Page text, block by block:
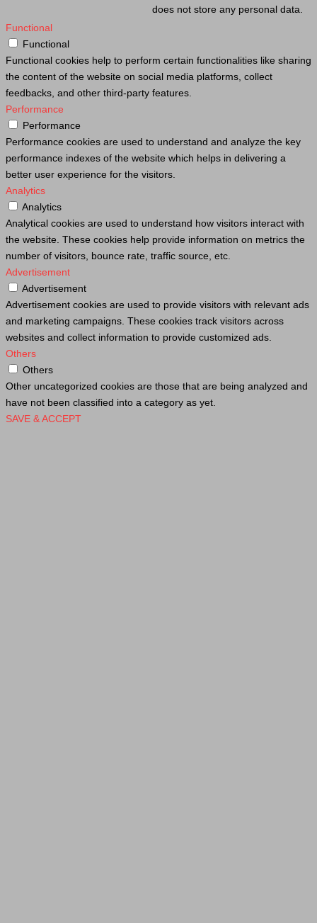
does not store any personal data.
Functional
Functional
Functional cookies help to perform certain functionalities like sharing
the content of the website on social media platforms, collect
feedbacks, and other third-party features.
Performance
Performance
Performance cookies are used to understand and analyze the key
performance indexes of the website which helps in delivering a
better user experience for the visitors.
Analytics
Analytics
Analytical cookies are used to understand how visitors interact with
the website. These cookies help provide information on metrics the
number of visitors, bounce rate, traffic source, etc.
Advertisement
Advertisement
Advertisement cookies are used to provide visitors with relevant ads
and marketing campaigns. These cookies track visitors across
websites and collect information to provide customized ads.
Others
Others
Other uncategorized cookies are those that are being analyzed and
have not been classified into a category as yet.
SAVE & ACCEPT